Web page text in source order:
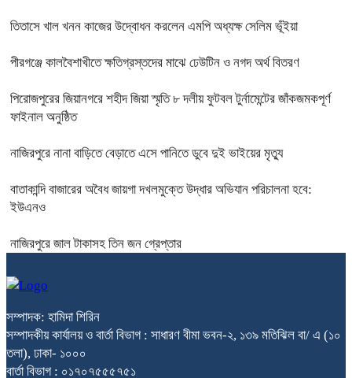
তিতাসে খাল খনন কাজের উদ্বোধন করলেন এমপি অধ্যক্ষ সেলিম ভূঁইয়া
পীরগঞ্জে কালবৈশাখীতে ক্ষতিগ্রস্তদের মাঝে ঢেউটিন ও নগদ অর্থ বিতরণ
পিরোজপুরের জিয়ানগরে শহীদ জিয়া স্মৃতি ৮ দলীয় ফুটবল টুর্নামেন্টের জাঁকজমকপূর্ণ
ফাইনাল অনুষ্ঠিত
নাজিরপুরে নানা বাড়িতে বেড়াতে এসে পানিতে ডুবে দুই ভাইয়ের মৃত্যু
বাতাকান্দি বাজারের অবৈধ জায়গা দখলমুক্তে উদ্ধার অভিযান পরিচালনা হবে:
ইউএনও
নাজিরপুরে জাল টাকাসহ তিন জন গ্রেপ্তার
সম্পাদক: হামিদা শিরিন
সম্পাদকীয় কার্যালয় ও বার্তা বিভাগ : সাধারণ বীমা ভবন-২, ১৩৯ মতিঝিল বা/ এ (১০
তলা), ঢাকা- ১০০০
বার্তা বিভাগ : ০১৭০৭৫৫৫৭৫১